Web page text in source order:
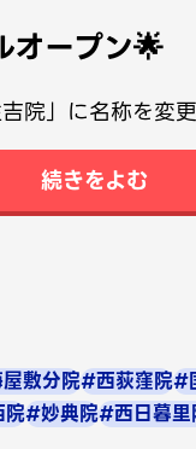
オープン🌟
」に名称を変
続きをよむ
敷分院#西荻窪院#
#妙典院#西日暮里